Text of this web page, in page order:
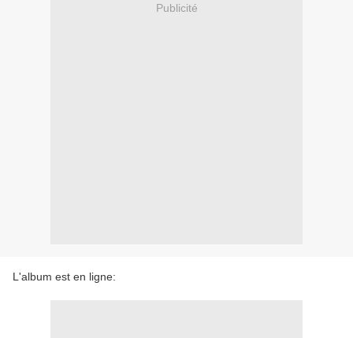
Publicité
L'album est en ligne: